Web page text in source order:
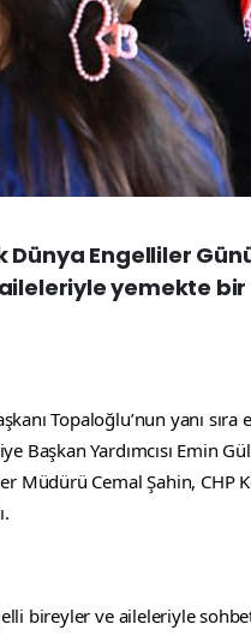
Dünya Engelliler
yemekte bir
Topaloğlu’nun yanı sıra
Başkan Yardımcısı Emin
Müdürü Cemal Şahin, CHP
bireyler ve aileleriyle